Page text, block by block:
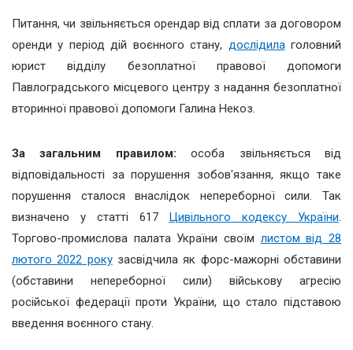
Питання, чи звільняється орендар від сплати за договором
оренди у період дій воєнного стану, дослідилаголовний
юрист відділу безоплатної правової допомоги
Павлоградського місцевого центру з надання безоплатної
вторинної правової допомоги Галина Некоз.
За загальним правилом: особа звільняється від
відповідальності за порушення зобов'язання, якщо таке
порушення сталося внаслідок непереборної сили. Так
визначено у статті 617 Цивільного кодексу України.
Торгово-промислова палата України своїм листом від 28
лютого 2022 рокузасвідчила як форс-мажорні обставини
(обставини непереборної сили) військову агресію
російської федерації проти України, що стало підставою
введення воєнного стану.